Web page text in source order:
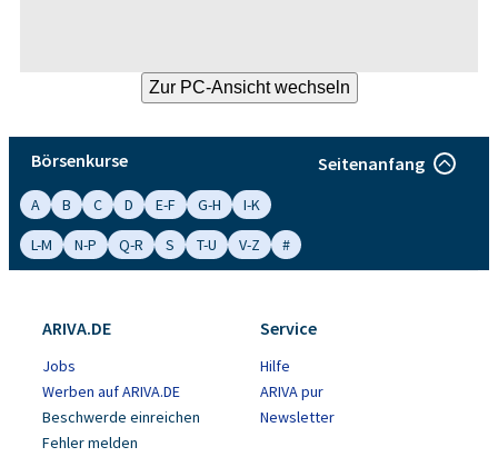
Börsenkurse Seitenanfang
A B C D E-F G-H
I-K
L-M
N-P Q-R S T-U V-Z #
ARIVA.DE
Jobs
Werben auf ARIVA.DE
Beschwerde einreichen
Fehler melden
Service
Hilfe
ARIVA pur
Newsletter